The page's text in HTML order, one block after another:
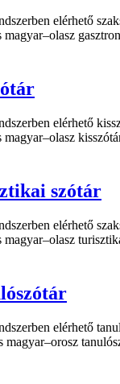
elérhető
magyar–olasz
elérhető
magyar–olasz
szótár
elérhető
magyar–olasz
elérhető
magyar–orosz